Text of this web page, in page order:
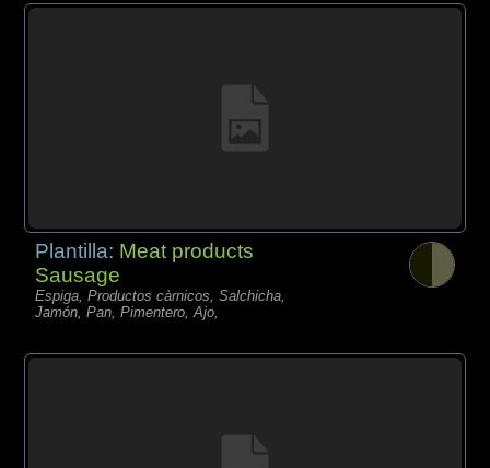
Plantilla: Meat products
Sausage
Espiga, Productos càrnicos, Salchicha,
Jamón, Pan, Pimentero, Ajo,